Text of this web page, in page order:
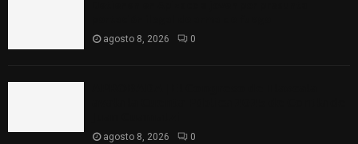
agosto 8, 2026 0
agosto 8, 2026 0